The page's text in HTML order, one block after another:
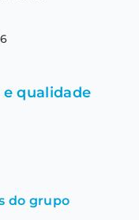
e qualidade
do grupo